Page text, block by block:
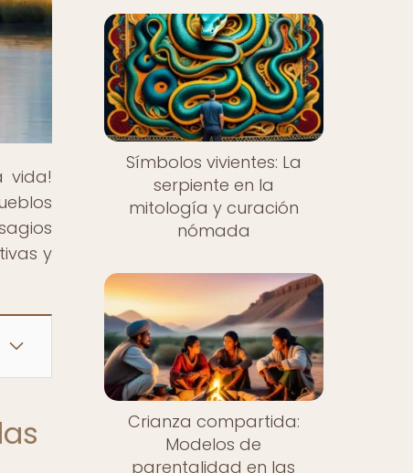
vida!
y
Símbolos vivientes: La
serpiente en la
mitología y curación
nómada
Crianza compartida:
Modelos de
parentalidad en las